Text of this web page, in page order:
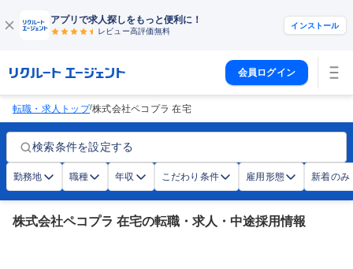
アプリで求人探しをもっと便利に！
レビュー高評価無料
インストール
会員ログイン
転職・求人トップ/株式会社ペコプラ 在宅
検索条件を設定する
勤務地 職種 年収 こだわり条件 雇用形態 新着のみ
株式会社ペコプラ 在宅の転職・求人・中途採用情報